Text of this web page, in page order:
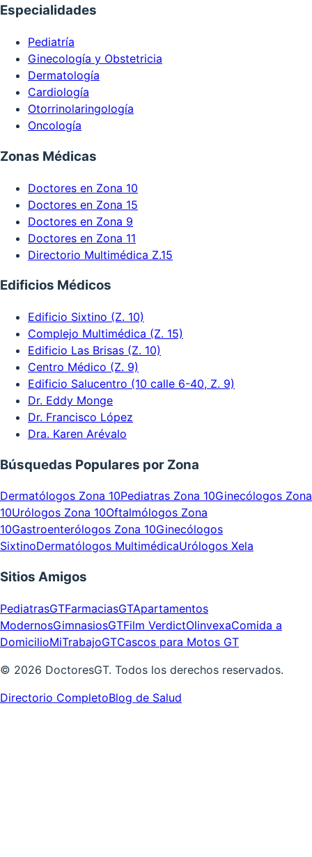
Especialidades
Pediatría
Ginecología y Obstetricia
Dermatología
Cardiología
Otorrinolaringología
Oncología
Zonas Médicas
Doctores en Zona 10
Doctores en Zona 15
Doctores en Zona 9
Doctores en Zona 11
Directorio Multimédica Z.15
Edificios Médicos
Edificio Sixtino (Z. 10)
Complejo Multimédica (Z. 15)
Edificio Las Brisas (Z. 10)
Centro Médico (Z. 9)
Edificio Salucentro (10 calle 6-40, Z. 9)
Dr. Eddy Monge
Dr. Francisco López
Dra. Karen Arévalo
Búsquedas Populares por Zona
Dermatólogos Zona 10Pediatras Zona 10Ginecólogos Zona
10Urólogos Zona 10Oftalmólogos Zona
10Gastroenterólogos Zona 10Ginecólogos
SixtinoDermatólogos MultimédicaUrólogos Xela
Sitios Amigos
PediatrasGTFarmaciasGTApartamentos
ModernosGimnasiosGTFilm VerdictOlinvexaComida a
DomicilioMiTrabajoGTCascos para Motos GT
© 2026 DoctoresGT. Todos los derechos reservados.
Directorio CompletoBlog de Salud